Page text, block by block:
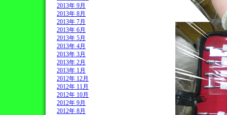
2013年 9月
2013年 8月
2013年 7月
2013年 6月
2013年 5月
2013年 4月
2013年 3月
2013年 2月
2013年 1月
2012年 12月
2012年 11月
2012年 10月
2012年 9月
2012年 8月